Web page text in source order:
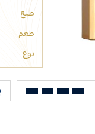
طبع
طعم
نوع